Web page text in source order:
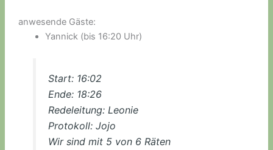
anwesende Gäste:
Yannick (bis 16:20 Uhr)
Start: 16:02
Ende: 18:26
Redeleitung: Leonie
Protokoll: Jojo
Wir sind mit 5 von 6 Räten